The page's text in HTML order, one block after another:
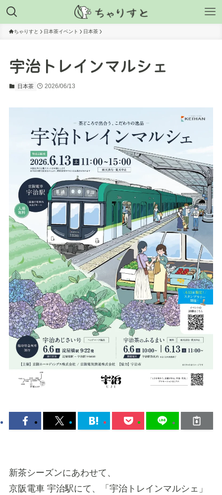
ちゃりすと 日本茶イベント 日本茶
宇治トレインマルシェ
日本茶 2026/06/13
新茶シーズンにあわせて、
京阪電車 宇治駅にて、「宇治トレインマルシェ」